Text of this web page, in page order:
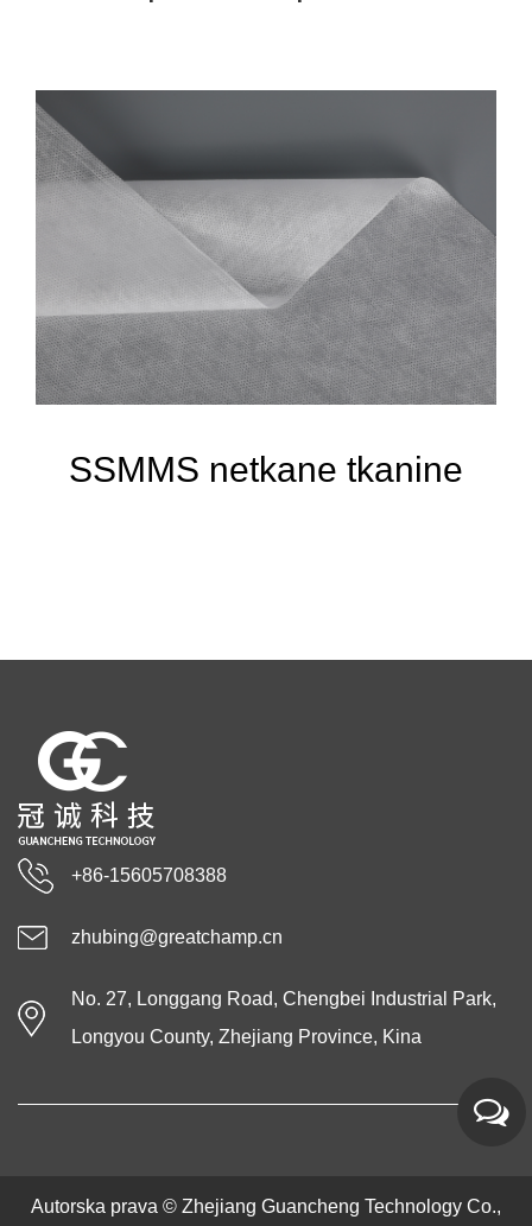
SSMMS netkane tkanine
+86-15605708388
zhubing@greatchamp.cn
No. 27, Longgang Road, Chengbei Industrial Park,
Longyou County, Zhejiang Province, Kina
Autorska prava © Zhejiang Guancheng Technology Co.,